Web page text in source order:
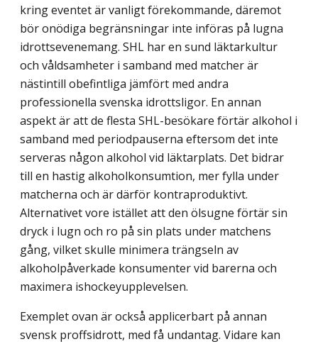
kring eventet är vanligt förekommande, däremot
bör onödiga begräns­ningar inte införas på lugna
idrottsevenemang. SHL har en sund läktarkultur
och våld­samheter i samband med matcher är
nästintill obefintliga jämfört med andra
professionella svenska idrottsligor. En annan
aspekt är att de flesta SHL-besökare förtär alkohol i
sam­band med periodpauserna eftersom det inte
serveras någon alkohol vid läktarplats. Det bidrar
till en hastig alkoholkonsumtion, mer fylla under
matcherna och är därför kontra­produktivt.
Alternativet vore istället att den ölsugne förtär sin
dryck i lugn och ro på sin plats under matchens
gång, vilket skulle minimera trängseln av
alkoholpåverkade konsu­menter vid barerna och
maximera ishockeyupplevelsen.
Exemplet ovan är också applicerbart på annan
svensk proffsidrott, med få undantag. Vidare kan